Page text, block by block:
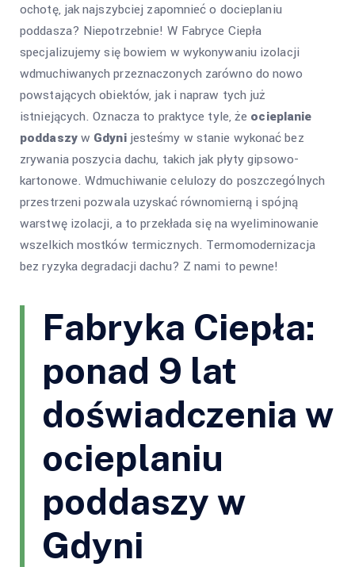
ochotę, jak najszybciej zapomnieć o docieplaniu
poddasza? Niepotrzebnie! W Fabryce Ciepła
specjalizujemy się bowiem w wykonywaniu izolacji
wdmuchiwanych przeznaczonych zarówno do nowo
powstających obiektów, jak i napraw tych już
istniejących. Oznacza to praktyce tyle, że ocieplanie
poddaszyw Gdyni jesteśmy w stanie wykonać bez
zrywania poszycia dachu, takich jak płyty gipsowo-
kartonowe. Wdmuchiwanie celulozy do poszczególnych
przestrzeni pozwala uzyskać równomierną i spójną
warstwę izolacji, a to przekłada się na wyeliminowanie
wszelkich mostków termicznych. Termomodernizacja
bez ryzyka degradacji dachu? Z nami to pewne!
Fabryka Ciepła:
ponad 9 lat
doświadczenia w
ocieplaniu
poddaszy w
Gdyni